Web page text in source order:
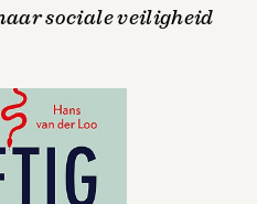
sociale veiligheid